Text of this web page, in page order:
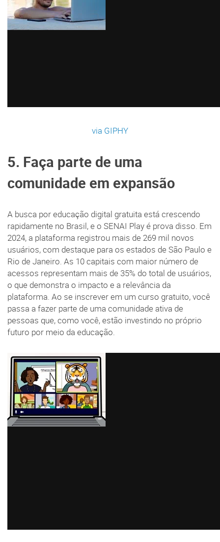
via GIPHY
5. Faça parte de uma
comunidade em expansão
A busca por educação digital gratuita está crescendo
rapidamente no Brasil, e o SENAI Play é prova disso. Em
2024, a plataforma registrou mais de 269 mil novos
usuários, com destaque para os estados de São Paulo e
Rio de Janeiro. As 10 capitais com maior número de
acessos representam mais de 35% do total de usuários,
o que demonstra o impacto e a relevância da
plataforma. Ao se inscrever em um curso gratuito, você
passa a fazer parte de uma comunidade ativa de
pessoas que, como você, estão investindo no próprio
futuro por meio da educação.